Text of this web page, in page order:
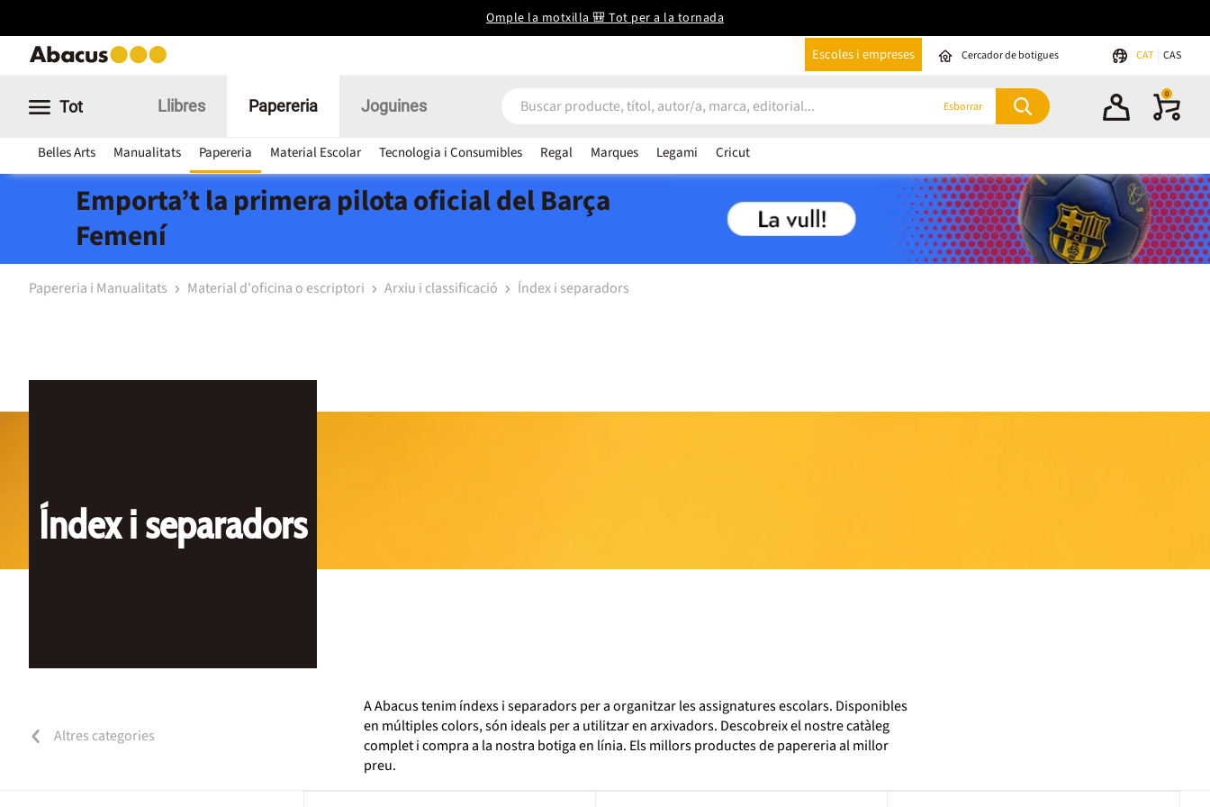
Omple la motxilla 🎒 Tot per a la tornada
Escoles i empreses Cercador de botigues CAT CAS
Tot Llibres Papereria
Belles Arts Manualitats Papereria Material Escolar Tecnologia i Consumibles Regal Marques Legami Cricut
Joguines Esborrar
0
Emporta’t la primera pilota oficial del Barça
Femení
Papereria i Manualitats Material d'oficina o escriptori Arxiu i classificació Índex i separadors
Índex i separadors
Altres categories
A Abacus tenim índexs i separadors per a organitzar les assignatures escolars. Disponibles
en múltiples colors, són ideals per a utilitzar en arxivadors. Descobreix el nostre catàleg
complet i compra a la nostra botiga en línia. Els millors productes de papereria al millor
preu.